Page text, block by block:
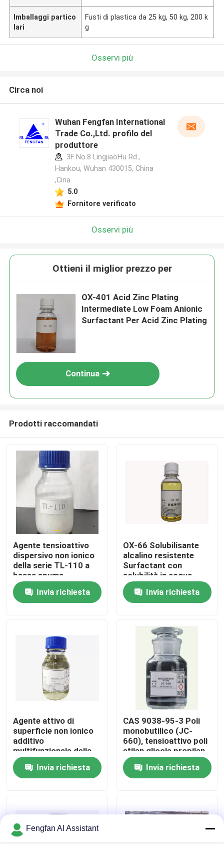
Casa.
Prodotti
Chi Siamo
Visita alla fabbrica
Controllo di qualità
Contattaci
Chiedi un preventivo
Prodotti chimici per la zincatura
Imballaggi partico
lari
Fusti di plastica da 25 kg, 50 kg, 200 k
g
Osservi più
Circa noi
Wuhan Fengfan International
Trade Co.,Ltd. profilo del
produttore
3F No.8 LingjiaoHu Rd.,
Hankou, Wuhan 430015, China
,Cina
5.0
Fornitore verificato
Osservi più
Ottieni il miglior prezzo per
OX-401 Acid Zinc Plating
Intermediate Low Foam Anionic
Surfactant Per Acid Zinc Plating
Continua
Prodotti raccomandati
Agente tensioattivo
dispersivo non ionico
della serie TL-110 a
bassa spuma
Invia richiesta
OX-66 Solubilisante
alcalino resistente
Surfactant con
solubilità in acqua
Stabilità ad alta
temperaturaInvia richiesta
Agente attivo di
superficie non ionico
additivo
multifunzionale della
serie TL104
Invia richiesta
CAS 9038-95-3 Poli
monobutilico (JC-
660), tensioattivo poli
etilen glicole propilen
glicole
Invia richiesta
Fengfan AI Assistant